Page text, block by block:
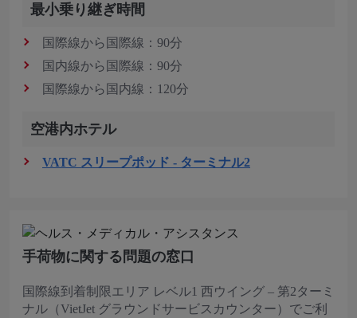
最小乗り継ぎ時間
国際線から国際線：90分
国内線から国際線：90分
国際線から国内線：120分
空港内ホテル
VATC スリープポッド - ターミナル2
手荷物に関する問題の窓口
国際線到着制限エリア レベル1 西ウイング – 第2ターミ
ナル（VietJet グラウンドサービスカウンター）でご利